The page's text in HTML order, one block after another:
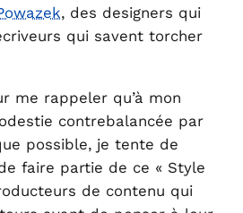
, des designers qui
qui savent torcher
me rappeler qu’à mon
contrebalancée par
possible, je tente de
faire partie de ce « Style
de contenu qui